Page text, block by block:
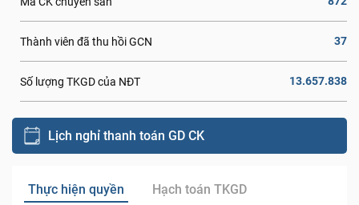
Thành viên đã thu hồi GCN 37
Số lượng TKGD của NĐT 13.657.838
Lịch nghỉ thanh toán GD CK
Thực hiện quyền Hạch toán TKGD